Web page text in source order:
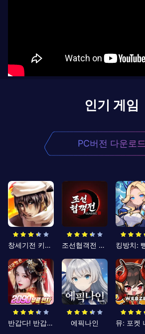
인기 게임
PC버전 다운로드
창세기전 키우기 조선협객전 클래식
반갑다! 반갑삼국지 에픽나인